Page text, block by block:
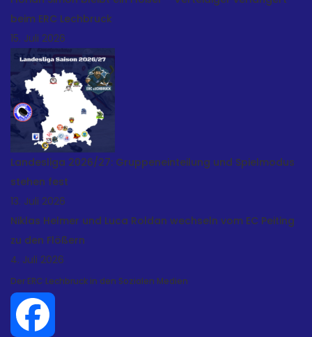
beim ERC Lechbruck
15. Juli 2026
Landesliga 2026/27: Gruppeneinteilung und Spielmodus
stehen fest
13. Juli 2026
Niklas Helmer und Luca Roldan wechseln vom EC Peiting
zu den Flößern
4. Juli 2026
Der ERC Lechbruck in den Sozialen Medien